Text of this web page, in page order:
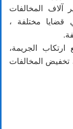
آلاف المخالفات
قضايا مختلفة ،
الجريمة،
تخفيض المخالفات